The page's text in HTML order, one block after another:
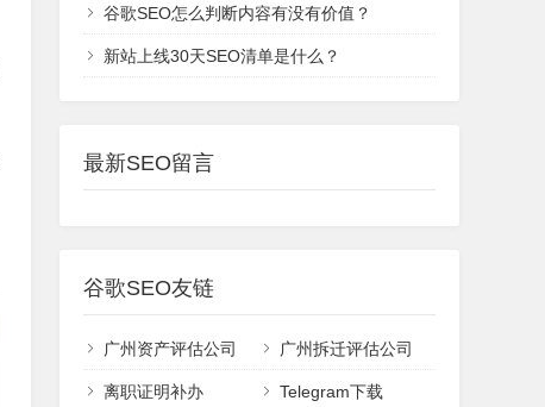
谷歌SEO怎么判断内容有没有价值？
新站上线30天SEO清单是什么？
最新SEO留言
谷歌SEO友链
广州资产评估公司 广州拆迁评估公司
离职证明补办 Telegram下载